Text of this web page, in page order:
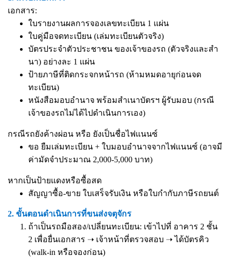
เอกสาร:
ใบรายงานผลการจองเลขทะเบียน 1 แผ่น
ใบคู่มือจดทะเบียน (เล่มทะเบียนตัวจริง)
บัตรประจำตัวประชาชน ของเจ้าของรถ (ตัวจริงและสำ
นา) อย่างละ 1 แผ่น
ป้ายภาษีที่ติดกระจกหน้ารถ (ห้ามหมดอายุก่อนจด
ทะเบียน)
หนังสือมอบอำนาจ พร้อมสำเนาบัตรฯ ผู้รับมอบ (กรณี
เจ้าของรถไม่ได้ไปดำเนินการเอง)
กรณีรถยังค้างผ่อน หรือ ยังเป็นชื่อไฟแนนซ์
ขอ ยืมเล่มทะเบียน + ใบมอบอำนาจจากไฟแนนซ์ (อาจมี
ค่ามัดจำประมาณ 2,000-5,000 บาท)
หากเป็นป้ายแดงหรือซื้อสด
สัญญาซื้อ-ขาย ใบเสร็จรับเงิน หรือใบกำกับภาษีรถยนต์
2. ขั้นตอนดำเนินการที่ขนส่งจตุจักร
ถ้าเป็นรถมือสอง/เปลี่ยนทะเบียน: เข้าไปที่ อาคาร 2 ชั้น
2 เพื่อยื่นเอกสาร ➝ เจ้าหน้าที่ตรวจสอบ ➝ ได้บัตรคิว
(walk-in หรือจองก่อน)